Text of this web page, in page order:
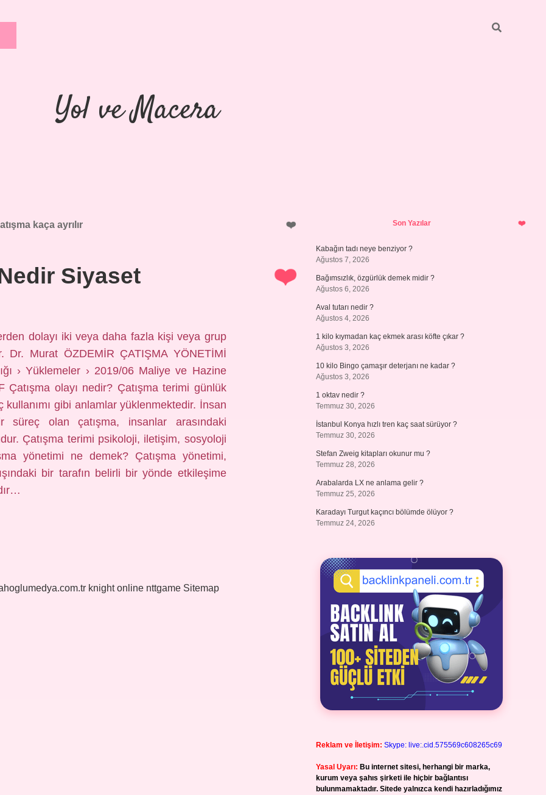
Yol ve Macera
kaça ayrılır
Siyaset
dolayı iki veya daha fazla kişi veya grup
Dr. Murat ÖZDEMİR ÇATIŞMA YÖNETİMİ
› Yüklemeler › 2019/06 Maliye ve Hazine
Çatışma olayı nedir? Çatışma terimi günlük
gibi anlamlar yüklenmektedir. İnsan
süreç olan çatışma, insanlar arasındaki
Çatışma terimi psikoloji, iletişim, sosyoloji
yönetimi ne demek? Çatışma yönetimi,
bir tarafın belirli bir yönde etkileşime
knight online nttgame Sitemap
SidebarSon Yazılar
Kabağın tadı neye benziyor ?
Ağustos 7, 2026
Bağımsızlık, özgürlük demek midir ?
Ağustos 6, 2026
Aval tutarı nedir ?
Ağustos 4, 2026
1 kilo kıymadan kaç ekmek arası köfte çıkar ?
Ağustos 3, 2026
10 kilo Bingo çamaşır deterjanı ne kadar ?
Ağustos 3, 2026
1 oktav nedir ?
Temmuz 30, 2026
İstanbul Konya hızlı tren kaç saat sürüyor ?
Temmuz 30, 2026
Stefan Zweig kitapları okunur mu ?
Temmuz 28, 2026
Arabalarda LX ne anlama gelir ?
Temmuz 25, 2026
Karadayı Turgut kaçıncı bölümde ölüyor ?
Temmuz 24, 2026
Reklam ve İletişim: Skype: live:.cid.575569c608265c69
Yasal Uyarı: Bu internet sitesi, herhangi bir marka,
kurum veya şahıs şirketi ile hiçbir bağlantısı
bulunmamaktadır. Sitede yalnızca kendi hazırladığımız